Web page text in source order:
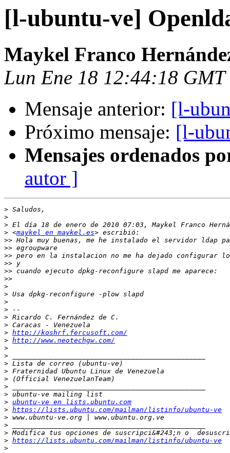
[l-ubuntu-ve]
Maykel Franco
Lun Ene 18 12:44:18 GMT
Mensaje anterior: [l-
Próximo mensaje: [l-
Mensajes ordenados
autor ]
>
>
>
> <maykel en maykel.es
>>
>>
>>
>>
>>
>>
>
>
>
>
>
>
> http://koshrf.fercusoft.com/
> http://www.neotechgw.com/
>
>
>
>
>
>
>
> ubuntu-ve en lists.ubuntu.com
> https://lists.ubuntu.com/mailman/listinfo/ubuntu-ve
>
>
>
> https://lists.ubuntu.com/mailman/listinfo/ubuntu-ve
>